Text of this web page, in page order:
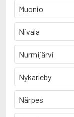
Muonio
Nivala
Nurmijärvi
Nykarleby
Närpes